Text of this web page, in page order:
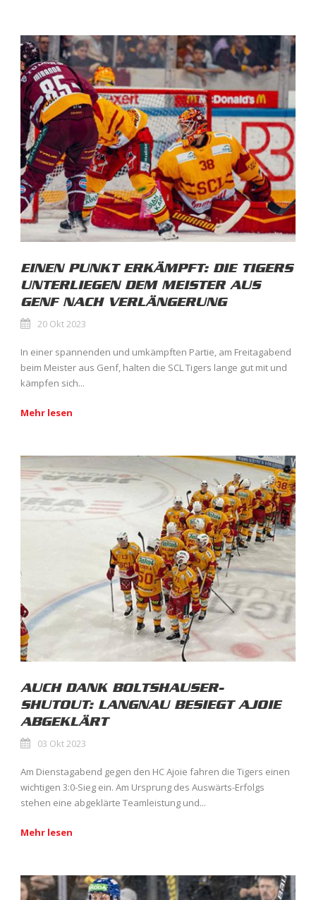
EINEN PUNKT ERKÄMPFT: DIE TIGERS
UNTERLIEGEN DEM MEISTER AUS
GENF NACH VERLÄNGERUNG
20 Okt 2023
In einer spannenden und umkämpften Partie, am Freitagabend
beim Meister aus Genf, halten die SCL Tigers lange gut mit und
kämpfen sich...
Mehr lesen
AUCH DANK BOLTSHAUSER-
SHUTOUT: LANGNAU BESIEGT AJOIE
ABGEKLÄRT
03 Okt 2023
Am Dienstagabend gegen den HC Ajoie fahren die Tigers einen
wichtigen 3:0-Sieg ein. Am Ursprung des Auswärts-Erfolgs
stehen eine abgeklärte Teamleistung und...
Mehr lesen